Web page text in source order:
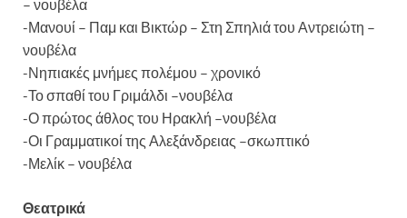
– νουβέλα
-Μανουί – Παμ και Βικτώρ – Στη Σπηλιά του Αντρειώτη –
νουβέλα
-Νηπιακές μνήμες πολέμου – χρονικό
-Το σπαθί του Γριμάλδι –νουβέλα
-Ο πρώτος άθλος του Ηρακλή –νουβέλα
-Οι Γραμματικοί της Αλεξάνδρειας –σκωπτικό
-Μελίκ – νουβέλα
Θεατρικά